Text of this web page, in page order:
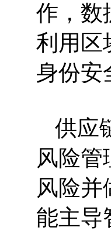
作，数
利用区
身份安
供应
风险
风险
能主导